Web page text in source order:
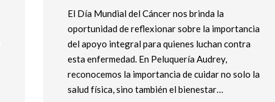
El Día Mundial del Cáncer nos brinda la
oportunidad de reflexionar sobre la importancia
del apoyo integral para quienes luchan contra
esta enfermedad. En Peluquería Audrey,
reconocemos la importancia de cuidar no solo la
salud física, sino también el bienestar…